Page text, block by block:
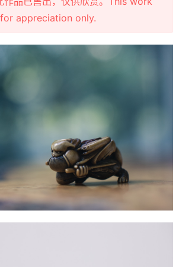
appreciation only.